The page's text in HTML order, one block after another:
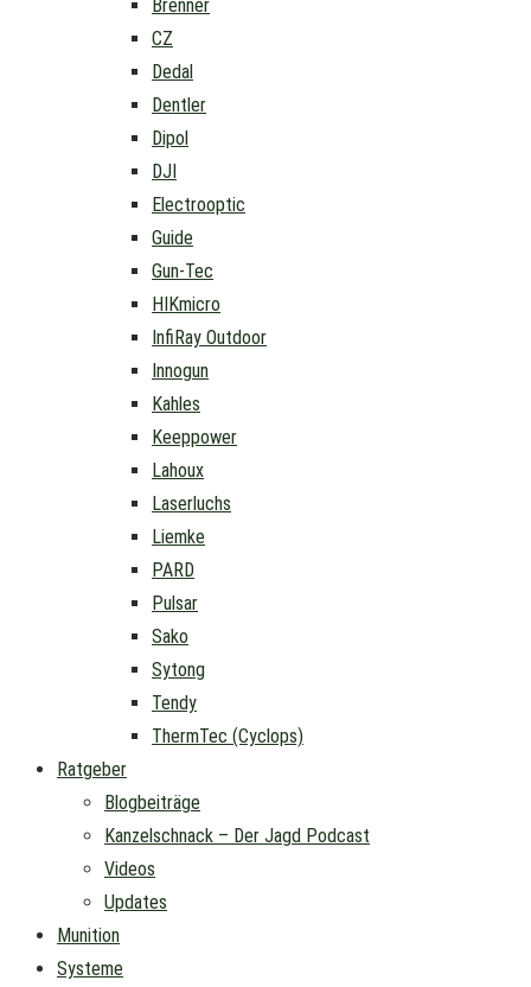
Brenner
CZ
Dedal
Dentler
Dipol
DJI
Electrooptic
Guide
Gun-Tec
HIKmicro
InfiRay Outdoor
Innogun
Kahles
Keeppower
Lahoux
Laserluchs
Liemke
PARD
Pulsar
Sako
Sytong
Tendy
ThermTec (Cyclops)
Ratgeber
Blogbeiträge
Kanzelschnack – Der Jagd Podcast
Videos
Updates
Munition
Systeme